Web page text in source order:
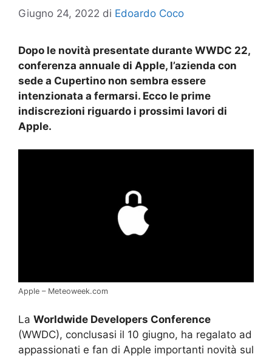
Giugno 24, 2022 di Edoardo Coco
Dopo le novità presentate durante WWDC 22,
conferenza annuale di Apple, l’azienda con
sede a Cupertino non sembra essere
intenzionata a fermarsi. Ecco le prime
indiscrezioni riguardo i prossimi lavori di
Apple.
Apple – Meteoweek.com
La Worldwide Developers Conference
(WWDC), conclusasi il 10 giugno, ha regalato ad
appassionati e fan di Apple importanti novità sul